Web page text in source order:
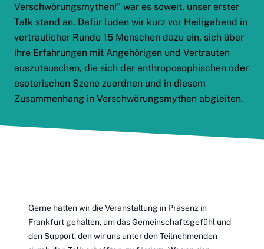
Verschwörungsmythen!” war es soweit, unser erster
Talk stand an. Dafür luden wir kurz vor Heiligabend in
vertraulicher Runde 15 Menschen dazu ein, sich über
ihre Erfahrungen mit Angehörigen und Vertrauten
auszutauschen, die sich der anthroposophischen oder
esoterischen Szene zuordnen und in diesem
Zusammenhang in Verschwörungsmythen abgleiten.
Gerne hätten wir die Veranstaltung in Präsenz in
Frankfurt gehalten, um das Gemeinschaftsgefühl und
den Support, den wir uns unter den Teilnehmenden